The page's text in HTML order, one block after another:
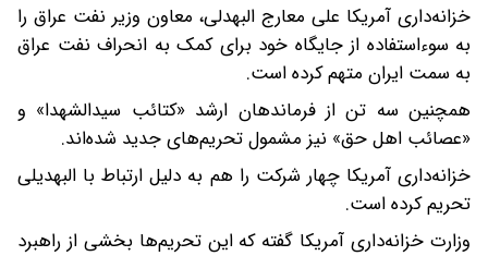
خزانه‌داری آمریکا علی معارج البهدلی، معاون وزیر نفت عراق را
به سوءاستفاده از جایگاه خود برای کمک به انحراف نفت عراق
به سمت ایران متهم کرده است.
همچنین سه تن از فرماندهان ارشد «کتائب سیدالشهدا» و
«عصائب اهل حق» نیز مشمول تحریم‌های جدید شده‌اند.
خزانه‌داری آمریکا چهار شرکت را هم به دلیل ارتباط با البهدیلی
تحریم کرده است.
وزارت خزانه‌داری آمریکا گفته که این تحریم‌ها بخشی از راهبرد